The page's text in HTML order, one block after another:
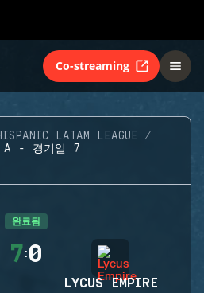
Co-streaming
LATAM LEAGUE
A - 경기일 7
완료됨
7:0
LYCUS EMPIRE